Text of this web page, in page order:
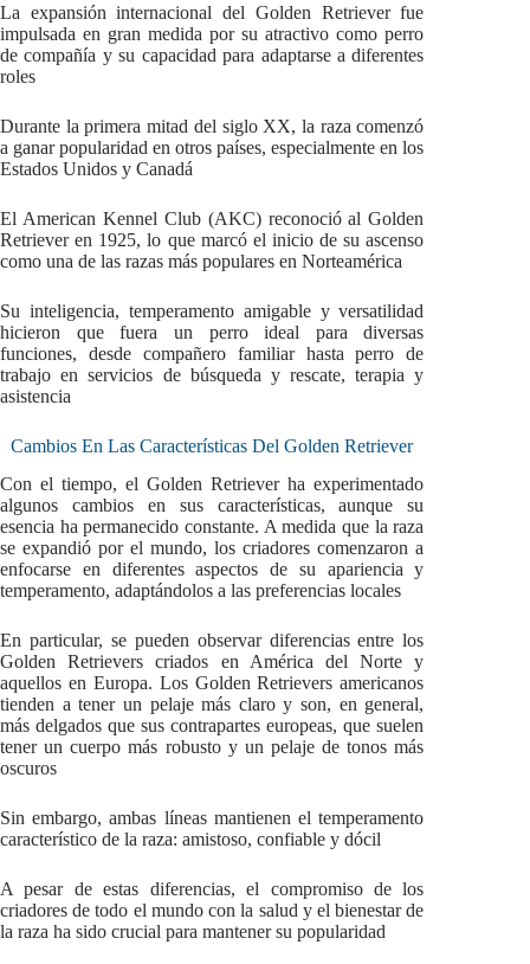
La expansión internacional del Golden Retriever fue
impulsada en gran medida por su atractivo como perro
de compañía y su capacidad para adaptarse a diferentes
roles
Durante la primera mitad del siglo XX, la raza comenzó
a ganar popularidad en otros países, especialmente en los
Estados Unidos y Canadá
El American Kennel Club (AKC) reconoció al Golden
Retriever en 1925, lo que marcó el inicio de su ascenso
como una de las razas más populares en Norteamérica
Su inteligencia, temperamento amigable y versatilidad
hicieron que fuera un perro ideal para diversas
funciones, desde compañero familiar hasta perro de
trabajo en servicios de búsqueda y rescate, terapia y
asistencia
Cambios En Las Características Del Golden Retriever
Con el tiempo, el Golden Retriever ha experimentado
algunos cambios en sus características, aunque su
esencia ha permanecido constante. A medida que la raza
se expandió por el mundo, los criadores comenzaron a
enfocarse en diferentes aspectos de su apariencia y
temperamento, adaptándolos a las preferencias locales
En particular, se pueden observar diferencias entre los
Golden Retrievers criados en América del Norte y
aquellos en Europa. Los Golden Retrievers americanos
tienden a tener un pelaje más claro y son, en general,
más delgados que sus contrapartes europeas, que suelen
tener un cuerpo más robusto y un pelaje de tonos más
oscuros
Sin embargo, ambas líneas mantienen el temperamento
característico de la raza: amistoso, confiable y dócil
A pesar de estas diferencias, el compromiso de los
criadores de todo el mundo con la salud y el bienestar de
la raza ha sido crucial para mantener su popularidad